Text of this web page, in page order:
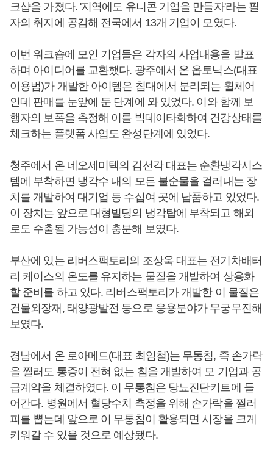
크샵을 가졌다. '지역에도 유니콘 기업을 만들자'라는 필
자의 취지에 공감해 전국에서 13개 기업이 모였다.
이번 워크숍에 모인 기업들은 각자의 사업내용을 발표
하며 아이디어를 교환했다. 광주에서 온 옵토닉스(대표
이용범)가 개발한 아이템은 침대에서 분리되는 휠체어
인데 판매를 눈앞에 둔 단계에 와 있었다. 이와 함께 보
행자의 보폭을 측정해 이를 빅데이타화하여 건강상태를
체크하는 플랫폼 사업도 완성단계에 있었다.
청주에서 온 네오세미텍의 김선각 대표는 순환냉각시스
템에 부착하면 냉각수 내의 모든 불순물을 걸러내는 장
치를 개발하여 대기업 등 수십여 곳에 납품하고 있었다.
이 장치는 앞으로 대형빌딩의 냉각탑에 부착되고 해외
로도 수출될 가능성이 충분해 보였다.
부산에 있는 리버스팩토리의 조상욱 대표는 전기차배터
리 케이스의 온도를 유지하는 물질을 개발하여 상용화
할 준비를 하고 있다. 리버스팩토리가 개발한 이 물질은
건물외장재, 태양광발전 등으로 응용분야가 무궁무진해
보였다.
경남에서 온 로아메드(대표 최임철)는 무통침, 즉 손가락
을 찔러도 통증이 전혀 없는 침을 개발하여 모 기업과 공
급계약을 체결하였다. 이 무통침은 당뇨진단키트에 들
어간다. 병원에서 혈당수치 측정을 위해 손가락을 찔러
피를 뽑는데 앞으로 이 무통침이 활용되면 시장을 크게
키워갈 수 있을 것으로 예상됐다.